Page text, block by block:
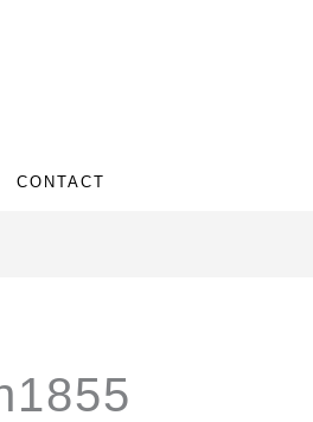
CONTACT